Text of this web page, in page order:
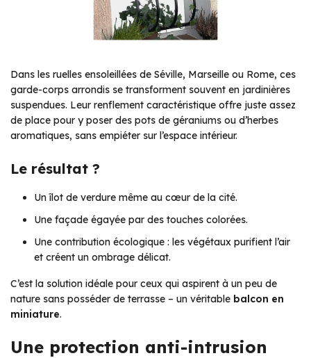
Dans les ruelles ensoleillées de Séville, Marseille ou Rome, ces
garde-corps arrondis se transforment souvent en jardinières
suspendues. Leur renflement caractéristique offre juste assez
de place pour y poser des pots de géraniums ou d’herbes
aromatiques, sans empiéter sur l’espace intérieur.
Le résultat ?
Un îlot de verdure même au cœur de la cité.
Une façade égayée par des touches colorées.
Une contribution écologique : les végétaux purifient l’air
et créent un ombrage délicat.
C’est la solution idéale pour ceux qui aspirent à un peu de
nature sans posséder de terrasse – un véritable balcon en
miniature.
Une protection anti-intrusion